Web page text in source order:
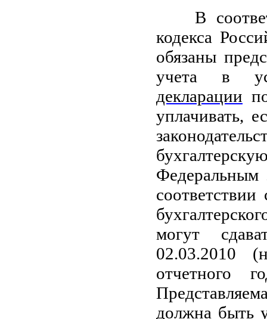
В
кодекса
обязаны
учета в
декларации
уплачивать,
Федеральным
могут
02.03.2010
отчетного
должна быть